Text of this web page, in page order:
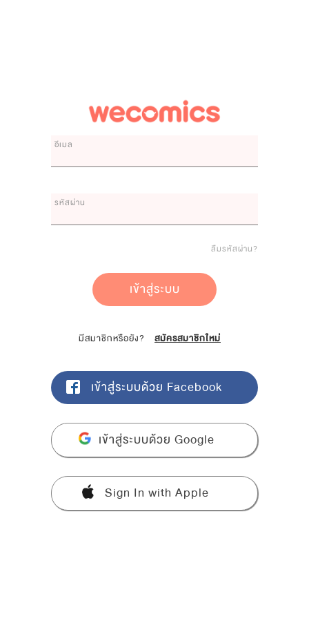
อีเมล
รหัสผ่าน
ลืมรหัสผ่าน?
เข้าสู่ระบบ
มีสมาชิกหรือยัง? สมัครสมาชิกใหม่
เข้าสู่ระบบด้วย Facebook
เข้าสู่ระบบด้วย Google
Sign In with Apple